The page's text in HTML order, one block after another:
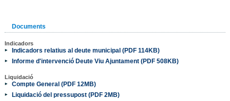
Documents
Indicadors
Indicadors relatius al deute municipal (PDF 114KB)
Informe d'intervenció Deute Viu Ajuntament (PDF 508KB)
Liquidació
Compte General (PDF 12MB)
Liquidació del pressupost (PDF 2MB)